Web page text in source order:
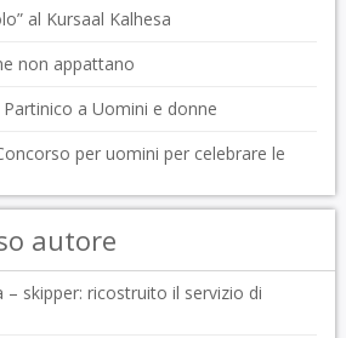
al Kursaal Kalhesa
non appattano
a Uomini e donne
per uomini per celebrare le
autore
skipper: ricostruito il servizio di